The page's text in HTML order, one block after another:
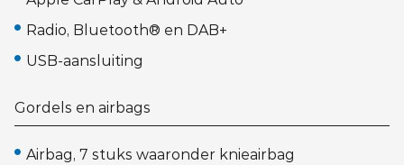
Radio, Bluetooth® en DAB+
USB-aansluiting
Gordels en airbags
Airbag, 7 stuks waaronder knieairbag